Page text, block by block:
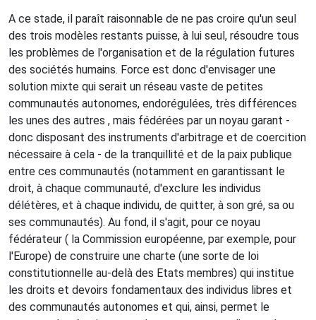
A ce stade, il paraît raisonnable de ne pas croire qu'un seul
des trois modèles restants puisse, à lui seul, résoudre tous
les problèmes de l'organisation et de la régulation futures
des sociétés humains. Force est donc d'envisager une
solution mixte qui serait un réseau vaste de petites
communautés autonomes, endorégulées, très différences
les unes des autres , mais fédérées par un noyau garant -
donc disposant des instruments d'arbitrage et de coercition
nécessaire à cela - de la tranquillité et de la paix publique
entre ces communautés (notamment en garantissant le
droit, à chaque communauté, d'exclure les individus
délétères, et à chaque individu, de quitter, à son gré, sa ou
ses communautés). Au fond, il s'agit, pour ce noyau
fédérateur ( la Commission européenne, par exemple, pour
l'Europe) de construire une charte (une sorte de loi
constitutionnelle au-delà des Etats membres) qui institue
les droits et devoirs fondamentaux des individus libres et
des communautés autonomes et qui, ainsi, permet le